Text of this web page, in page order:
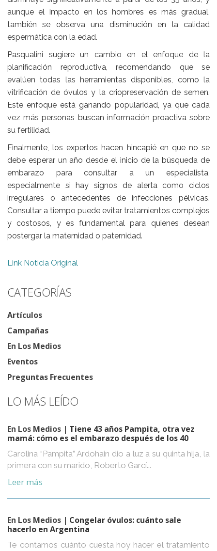
aunque el impacto en los hombres es más gradual,
también se observa una disminución en la calidad
espermática con la edad.
Pasqualini sugiere un cambio en el enfoque de la
planificación reproductiva, recomendando que se
evalúen todas las herramientas disponibles, como la
vitrificación de óvulos y la criopreservación de semen.
Este enfoque está ganando popularidad, ya que cada
vez más personas buscan información proactiva sobre
su fertilidad.
Finalmente, los expertos hacen hincapié en que no se
debe esperar un año desde el inicio de la búsqueda de
embarazo para consultar a un especialista,
especialmente si hay signos de alerta como ciclos
irregulares o antecedentes de infecciones pélvicas.
Consultar a tiempo puede evitar tratamientos complejos
y costosos, y es fundamental para quienes desean
postergar la maternidad o paternidad.
Link Noticia Original
CATEGORÍAS
Artículos
Campañas
En Los Medios
Eventos
Preguntas Frecuentes
LO MÁS LEÍDO
En Los Medios | Tiene 43 años Pampita, otra vez
mamá: cómo es el embarazo después de los 40
Carolina “Pampita” Ardohain dio a luz a su quinta hija, la
primera con su marido, Roberto Garcí...
Leer más
En Los Medios | Congelar óvulos: cuánto sale
hacerlo en Argentina
Te contamos cuánto cuesta hoy hacer el tratamiento